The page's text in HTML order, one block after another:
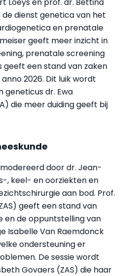
de dienst genetica van het
en prenatale
geeft meer inzicht in
prenatale screening
geeft een stand van zaken
2026. Dit luik wordt
geneticus dr. Ewa
die meer duiding geeft bij
door dr. Jean-
, keel- en oorziekten en
aan bod. Prof.
geeft een stand van
en de oppuntstelling van
Isabelle Van Raemdonck
ondersteuning er
De sessie wordt
Govaers (ZAS) die haar